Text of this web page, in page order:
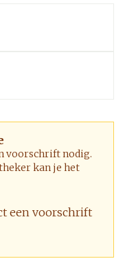
voorschrift nodig.
kan je het
een voorschrift